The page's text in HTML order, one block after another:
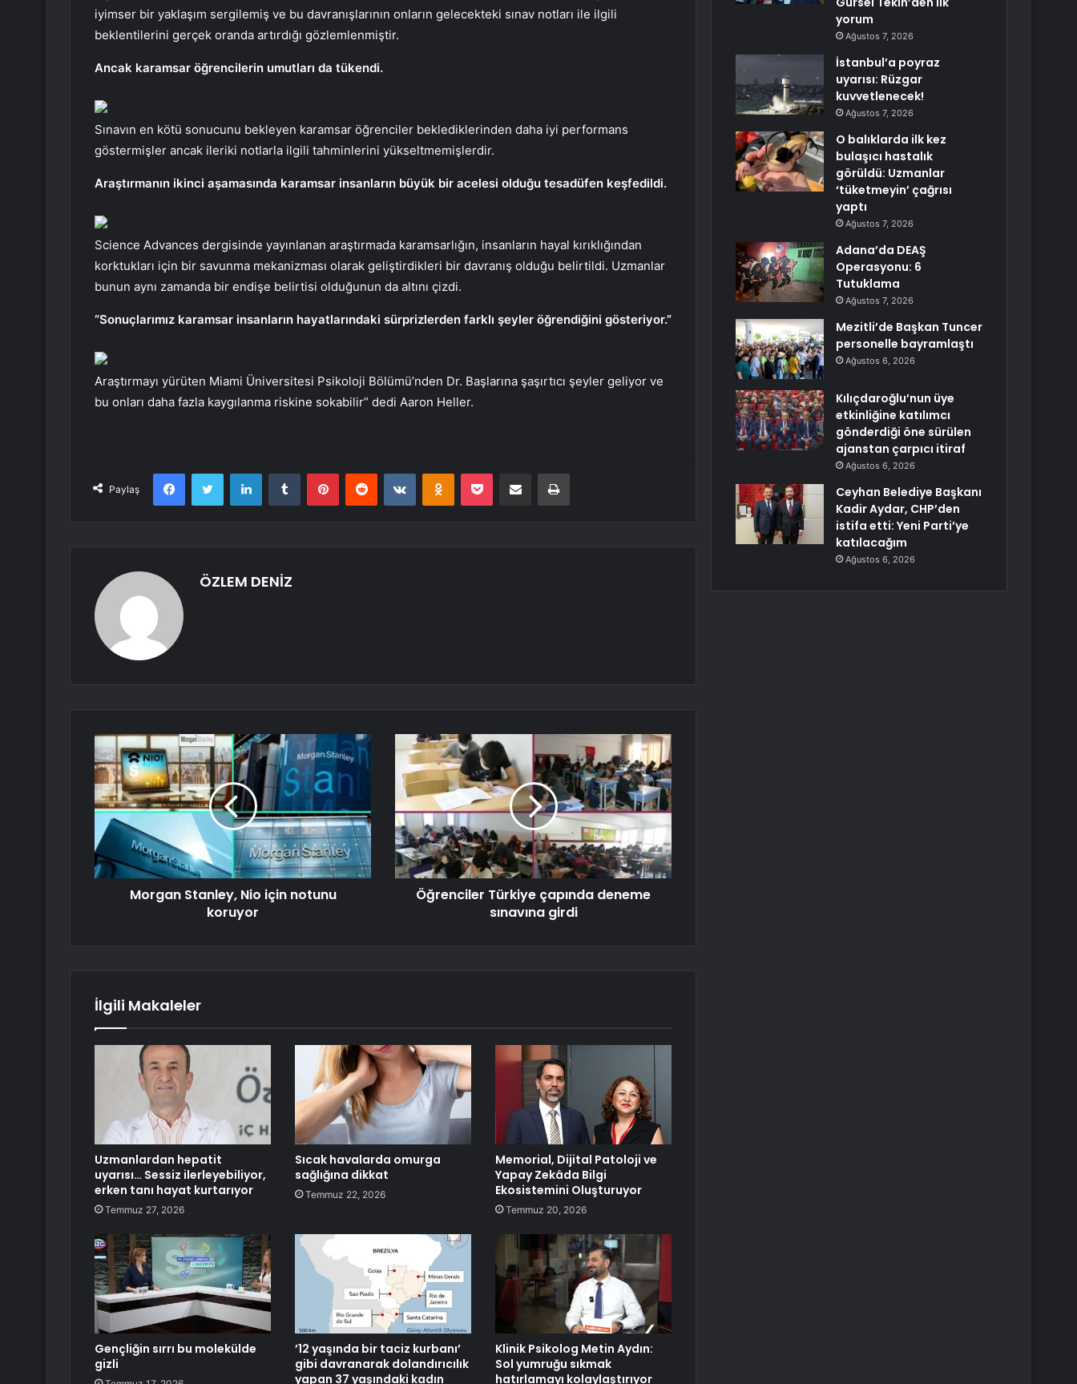
iyimser bir yaklaşım sergilemiş ve bu davranışlarının onların gelecekteki sınav notları ile ilgili
beklentilerini gerçek oranda artırdığı gözlemlenmiştir.
Ancak karamsar öğrencilerin umutları da tükendi.
Sınavın en kötü sonucunu bekleyen karamsar öğrenciler beklediklerinden daha iyi performans
göstermişler ancak ileriki notlarla ilgili tahminlerini yükseltmemişlerdir.
Araştırmanın ikinci aşamasında karamsar insanların büyük bir acelesi olduğu tesadüfen keşfedildi.
Science Advances dergisinde yayınlanan araştırmada karamsarlığın, insanların hayal kırıklığından
korktukları için bir savunma mekanizması olarak geliştirdikleri bir davranış olduğu belirtildi. Uzmanlar
bunun aynı zamanda bir endişe belirtisi olduğunun da altını çizdi.
“Sonuçlarımız karamsar insanların hayatlarındaki sürprizlerden farklı şeyler öğrendiğini gösteriyor.”
Araştırmayı yürüten Miami Üniversitesi Psikoloji Bölümü’nden Dr. Başlarına şaşırtıcı şeyler geliyor ve
bu onları daha fazla kaygılanma riskine sokabilir” dedi Aaron Heller.
Paylaş
FacebookTwitter LinkedInTumblr PinterestReddit VKontakteOdnoklassniki
Pocket E-Posta ile paylaş Yazdır
ÖZLEM DENİZ
Morgan Stanley, Nio için notunu
koruyor
Öğrenciler Türkiye çapında deneme
sınavına girdi
İlgili Makaleler
Uzmanlardan hepatit
uyarısı… Sessiz ilerleyebiliyor,
erken tanı hayat kurtarıyor
Temmuz 27, 2026
Sıcak havalarda omurga
sağlığına dikkat
Temmuz 22, 2026
Memorial, Dijital Patoloji ve
Yapay Zekâda Bilgi
Ekosistemini Oluşturuyor
Temmuz 20, 2026
Gençliğin sırrı bu molekülde
gizli
’12 yaşında bir taciz kurbanı’
gibi davranarak dolandırıcılık
yapan 37 yaşındaki kadın
Klinik Psikolog Metin Aydın:
Sol yumruğu sıkmak
hatırlamayı kolaylaştırıyor
yorum
Ağustos 7, 2026
İstanbul’a poyraz
uyarısı: Rüzgar
kuvvetlenecek!
Ağustos 7, 2026
O balıklarda ilk kez
bulaşıcı hastalık
görüldü: Uzmanlar
‘tüketmeyin’ çağrısı
yaptı
Ağustos 7, 2026
Adana’da DEAŞ
Operasyonu: 6
Tutuklama
Ağustos 7, 2026
Mezitli’de Başkan Tuncer
personelle bayramlaştı
Ağustos 6, 2026
Kılıçdaroğlu’nun üye
etkinliğine katılımcı
gönderdiği öne sürülen
ajanstan çarpıcı itiraf
Ağustos 6, 2026
Ceyhan Belediye Başkanı
Kadir Aydar, CHP’den
istifa etti: Yeni Parti’ye
katılacağım
Ağustos 6, 2026